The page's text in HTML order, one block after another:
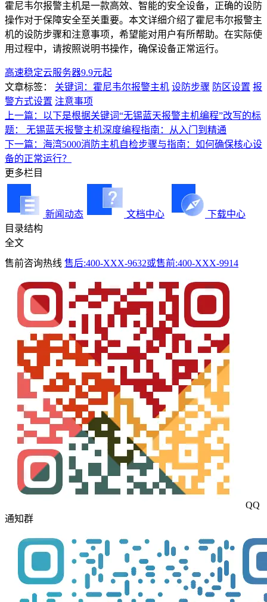
霍尼韦尔报警主机是一款高效、智能的安全设备，正确的设防
操作对于保障安全至关重要。本文详细介绍了霍尼韦尔报警主
机的设防步骤和注意事项，希望能对用户有所帮助。在实际使
用过程中，请按照说明书操作，确保设备正常运行。
高速稳定云服务器9.9元起
文章标签：
关键词：霍尼韦尔报警主机 设防步骤 防区设置 报
警方式设置 注意事项
上一篇：以下是根据关键词“无锡蓝天报警主机编程”改写的标
题： 无锡蓝天报警主机深度编程指南：从入门到精通
下一篇：海湾5000消防主机自检步骤与指南：如何确保核心设
备的正常运行？
更多栏目
新闻动态 文档中心
下载中心
目录结构
全文
售前咨询热线 售后:400-XXX-9632或售前:400-XXX-9914
QQ
通知群